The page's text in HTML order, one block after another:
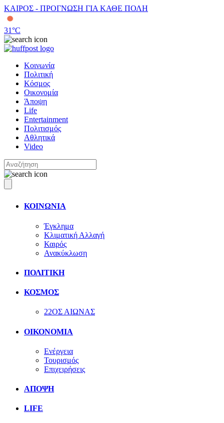
ΚΑΙΡΟΣ - ΠΡΟΓΝΩΣΗ ΓΙΑ ΚΑΘΕ ΠΟΛΗ
31°C
Κοινωνία
Πολιτική
Κόσμος
Οικονομία
Άποψη
Life
Entertainment
Πολιτισμός
Αθλητικά
Video
ΚΟΙΝΩΝΙΑ
Έγκλημα
Κλιματική Αλλαγή
Καιρός
Ανακύκλωση
ΠΟΛΙΤΙΚΗ
ΚΟΣΜΟΣ
22ΟΣ ΑΙΩΝΑΣ
ΟΙΚΟΝΟΜΙΑ
Ενέργεια
Τουρισμός
Επιχειρήσεις
ΑΠΟΨΗ
LIFE